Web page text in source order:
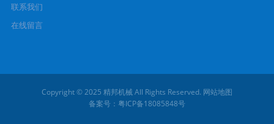
联系我们
在线留言
Copyright © 2025 精邦机械All Rights Reserved. 网站地图
备案号： 粤ICP备18085848号